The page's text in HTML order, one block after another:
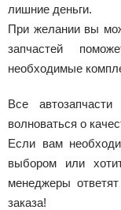
лишние деньги.
При желании вы
запчастей
необходимые
Все
волноваться о
Если вам
выбором или
менеджеры
заказа!